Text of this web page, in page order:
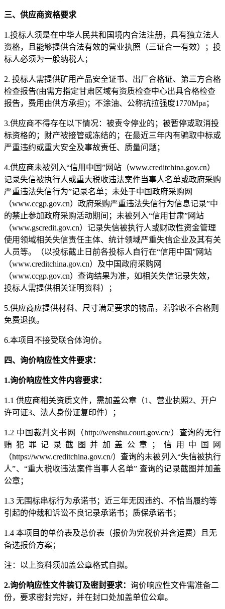
三、供应商资格要求
1.投标人须是在中华人民共和国境内合法注册，具有独立法人
资格，且能够提供合法有效的营业执照（三证合一有效）；投
标人必须为一般纳税人；
2. 投标人需提供矿用产品安全证书、出厂合格证、第三方合格
检查报告(由需方指定甘肃区域有资质检查中心出具合格检查
报告，费用由供方承担)；不涂油、公称抗拉强度1770Mpa；
3.供应商不得存在以下情况：被责令停业的；被暂停或取消投
标资格的；财产被接管或冻结的；在最近三年内有骗取中标或
严重违约或重大安全及事故责任、质量问题；
4.供应商未被列入“信用中国”网站（www.creditchina.gov.cn）
记录失信被执行人或重大税收违法案件当事人名单或政府采购
严重违法失信行为”记录名单；未处于中国政府采购网
（www.ccgp.gov.cn）政府采购严重违法失信行为信息记录”中
的禁止参加政府采购活动期间；未被列入“信用甘肃”网站
（www.gscredit.gov.cn）记录失信被执行人或财政性资金管理
使用领域相关失信责任主体、统计领域严重失信企业及其有关
人员等。（以投标截止日前各投标人自行在“信用中国”网站
（www.creditchina.gov.cn）及中国政府采购网
（www.ccgp.gov.cn）查询结果为准，如相关失信记录失效，
投标人需提供相关证明资料）；
5.供应商应提供材料、尺寸满足要求的物品，若验收不合格则
免费退换。
6.本项目不接受联合体询价。
四、询价响应性文件要求：
1.询价响应性文件内容要求：
1.1 供应商相关资质文件，需加盖公章（1、营业执照2、开户
许可证3、法人身份证复印件）；
1.2 中国裁判文书网（http://wenshu.court.gov.cn/）查询的无行
贿犯罪记录截图并加盖公章；信用中国网
（https://www.creditchina.gov.cn/）查询的未被列入“失信被执行
人”、“重大税收违法案件当事人名单” 查询的记录截图并加盖
公章；
1.3 无围标串标行为承诺书；近三年无因违约、不恰当履约等
引起的仲裁和诉讼不良记录承诺书；质保承诺书；
1.4 本项目的单价表及总价表（报价为完税价并含运费）且无
备选报价方案；
注：以上资料须加盖公章格式自拟。
2.询价响应性文件装订及密封要求： 询价响应性文件需准备二
份，要求密封完好，并在封口处加盖单位公章。